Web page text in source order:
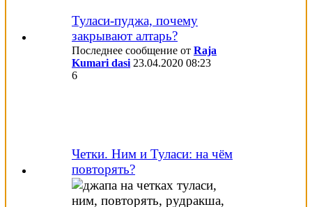
Туласи-пуджа, почему
закрывают алтарь?
Последнее сообщение от Raja
Kumari dasi 23.04.2020 08:23
6
Четки. Ним и Туласи: на чём
повторять?